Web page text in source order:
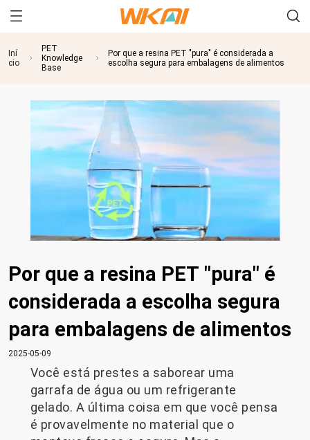
Iní
cio
PET
Knowledge
Base
Por que a resina PET "pura" é considerada a
escolha segura para embalagens de alimentos
Por que a resina PET "pura" é
considerada a escolha segura
para embalagens de alimentos
2025-05-09
Você está prestes a saborear uma
garrafa de água ou um refrigerante
gelado. A última coisa em que você pensa
é provavelmente no material que o